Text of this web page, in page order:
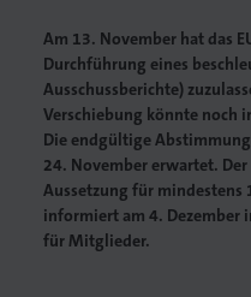
Am 13. November hat das
Durchführung eines
Ausschussberichte)
Verschiebung könnte noch
Die endgültige
24. November erwartet.
Aussetzung für mindestens
informiert am 4. Dezember
für Mitglieder.